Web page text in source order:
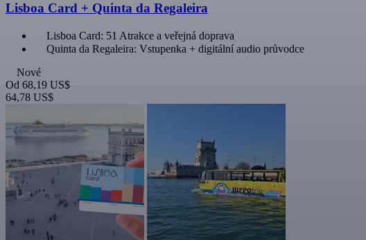
Lisboa Card + Quinta da Regaleira
Lisboa Card: 51 Atrakce a veřejná doprava
Quinta da Regaleira: Vstupenka + digitální audio průvodce
Nové
Od 68,19 US$
64,78 US$